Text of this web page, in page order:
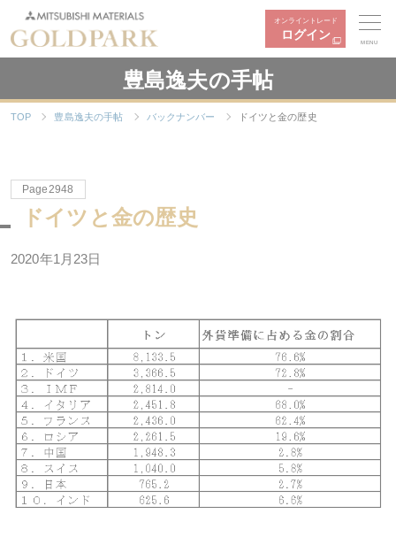
オンライントレード
ログイン
MENU
豊島逸夫の手帖
TOP 豊島逸夫の手帖 バックナンバー ドイツと金の歴史
Page2948
ドイツと金の歴史
2020年1月23日